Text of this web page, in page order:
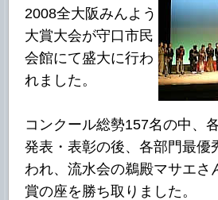
2008全大阪みんよう
大賞大会が守口市民
会館にて盛大に行わ
れました。
コンクール総勢157名の中、
発表・表彰の後、各部門最優
われ、流水会の鵜殿マサエさ
賞の座を勝ち取りました。